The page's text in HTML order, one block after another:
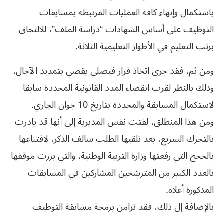
باستكمال وإنهاء كافة العمليات المرتبطة بمسابقات
التوظيف على أساس الشهادات “دراسة الملف”، للالتحاق
برتب التعليم في الأطوار التعليمية الثلاثة.
ومن ثم، فقد جرى اتخاذ قرار فيصلي يقضي بتمديد الآجال،
وذلك بالنظر لقرب انقضاء المدد القانونية المحددة سابقا
لاستكمال المسابقة والمحددة بتاريخ 10 جوان الجاري.
ومن هذا المنطلق، لفتت نفس المديرية إلى أنها قد بادرت
بالتحرك السريع، بعد تلقيها الطلب سالف الذكر، لاقتناعها
بالحجج التي رفعتها وزارة التربية الوطنية، والتي بررت موقفها
بالعدد الكبير من المترشحين المشاركين في المسابقات
المذكورة أعلاه.
بالإضافة إل ذلك، فقد تزامن برمجة مسابقة التوظيف